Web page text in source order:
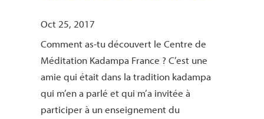
Oct 25, 2017
Comment as-tu découvert le Centre de
Méditation Kadampa France ? C’est une
amie qui était dans la tradition kadampa
qui m’en a parlé et qui m’a invitée à
participer à un enseignement du